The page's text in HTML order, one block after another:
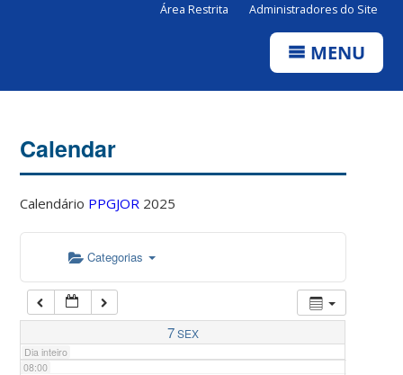
Área Restrita Administradores do Site
MENU
Calendar
Calendário PPGJOR 2025
Categorias
7SEX
Dia inteiro
04:00
05:00
07:00
08:00